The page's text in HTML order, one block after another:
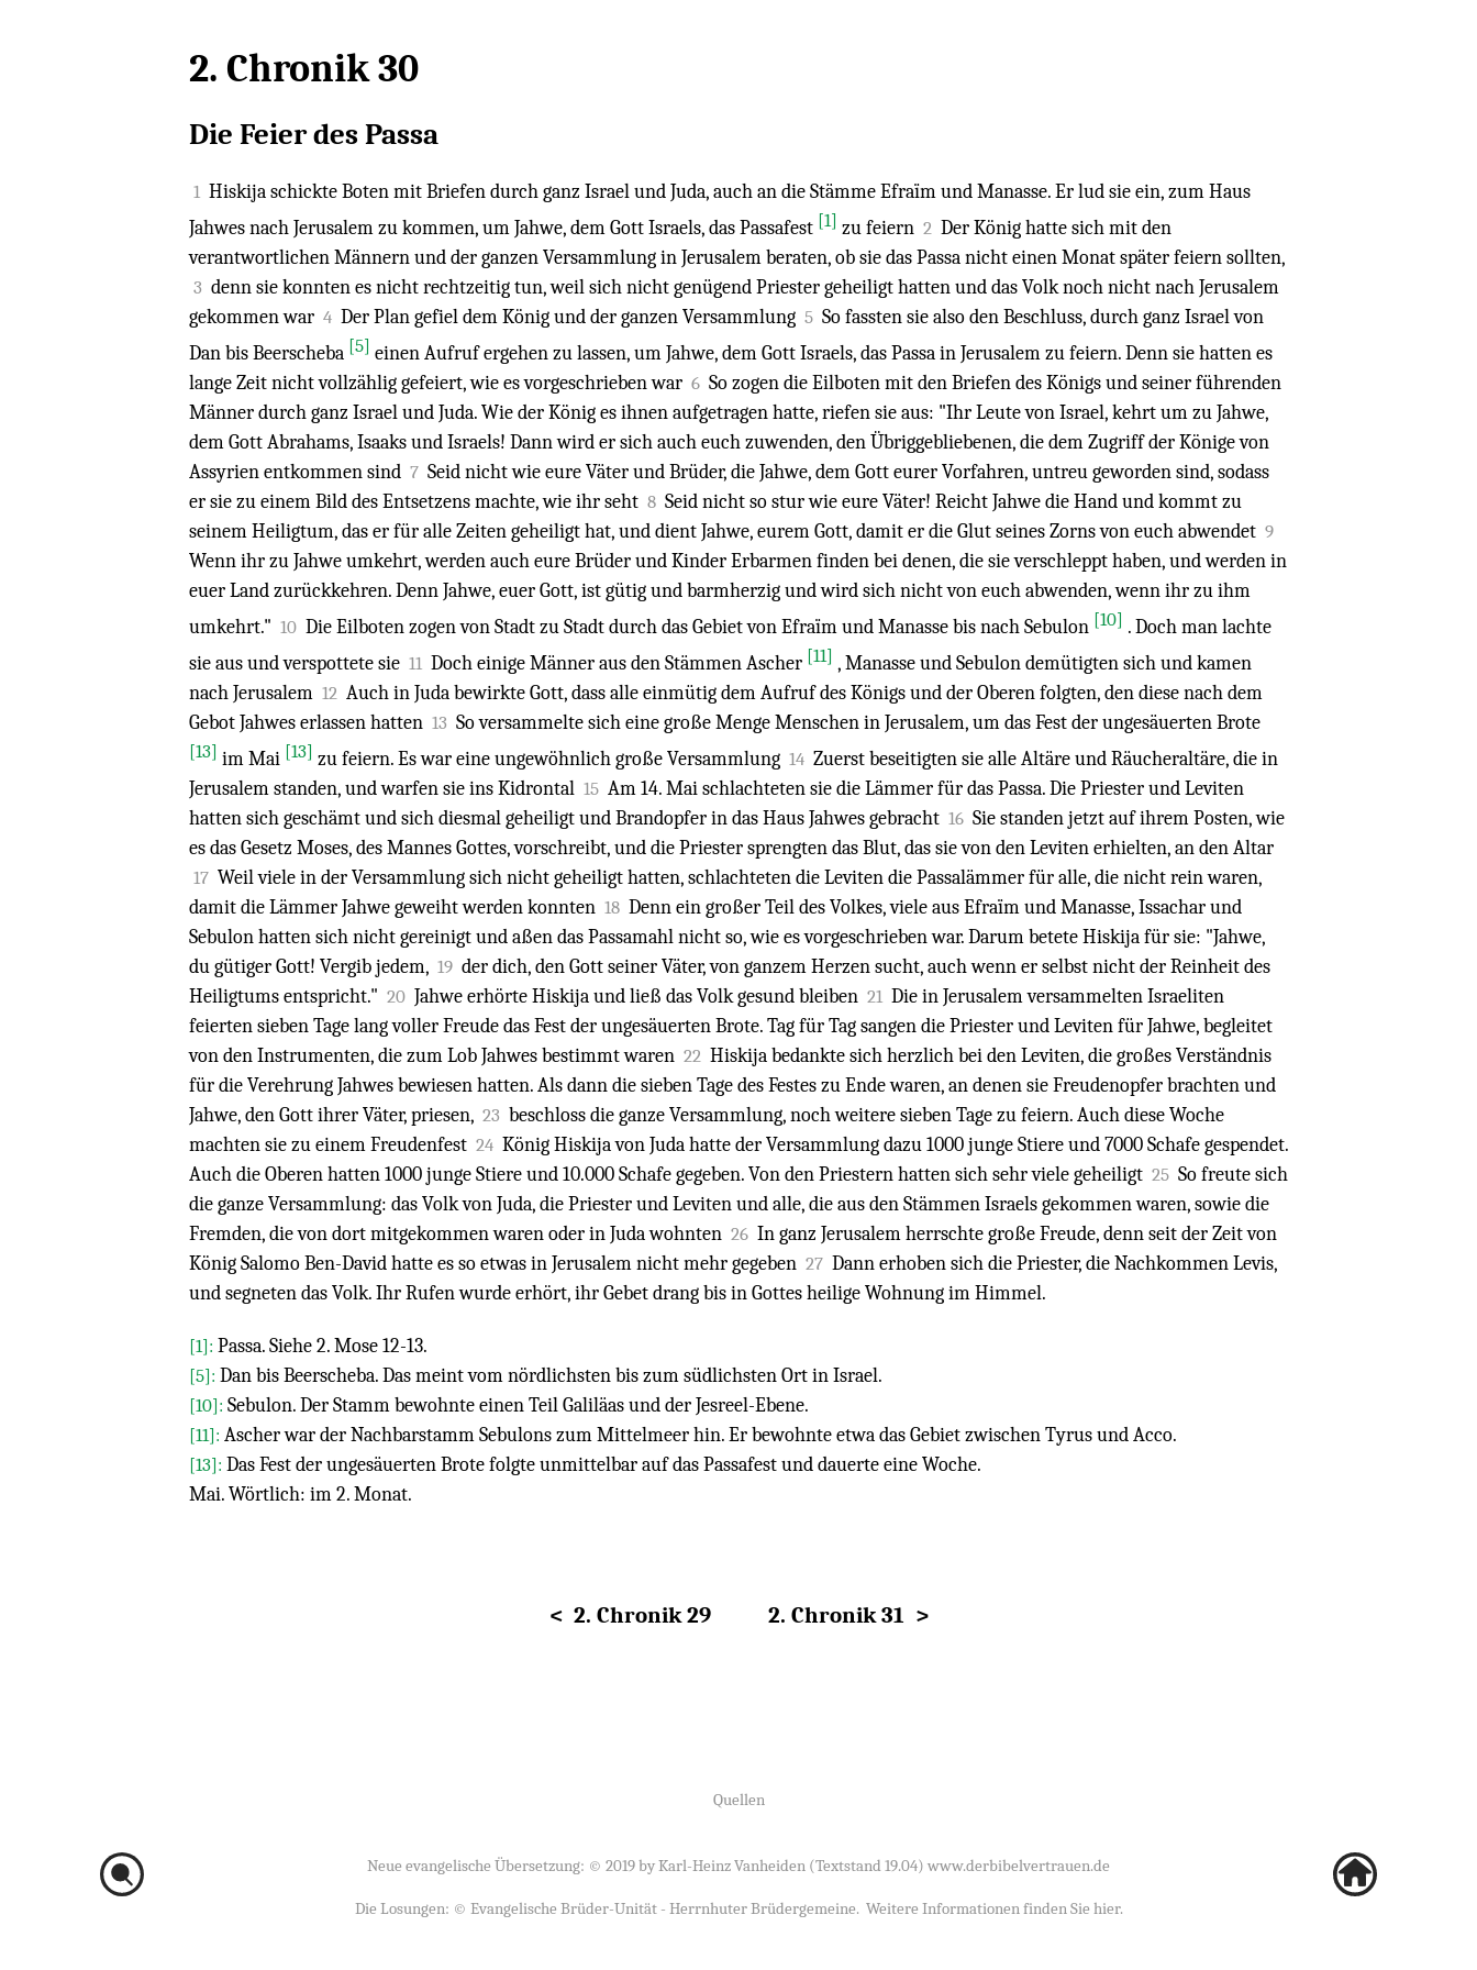
2. Chronik 30
Die Feier des Passa
1 Hiskija schickte Boten mit Briefen durch ganz Israel und Juda, auch an die Stämme Efraïm und Manasse. Er lud sie ein, zum Haus
Jahwes nach Jerusalem zu kommen, um Jahwe, dem Gott Israels, das Passafest [1] zu feiern 2 Der König hatte sich mit den
verantwortlichen Männern und der ganzen Versammlung in Jerusalem beraten, ob sie das Passa nicht einen Monat später feiern sollten,
3 denn sie konnten es nicht rechtzeitig tun, weil sich nicht genügend Priester geheiligt hatten und das Volk noch nicht nach Jerusalem
gekommen war 4 Der Plan gefiel dem König und der ganzen Versammlung 5 So fassten sie also den Beschluss, durch ganz Israel von
Dan bis Beerscheba [5] einen Aufruf ergehen zu lassen, um Jahwe, dem Gott Israels, das Passa in Jerusalem zu feiern. Denn sie hatten es
lange Zeit nicht vollzählig gefeiert, wie es vorgeschrieben war 6 So zogen die Eilboten mit den Briefen des Königs und seiner führenden
Männer durch ganz Israel und Juda. Wie der König es ihnen aufgetragen hatte, riefen sie aus: "Ihr Leute von Israel, kehrt um zu Jahwe,
dem Gott Abrahams, Isaaks und Israels! Dann wird er sich auch euch zuwenden, den Übriggebliebenen, die dem Zugriff der Könige von
Assyrien entkommen sind 7 Seid nicht wie eure Väter und Brüder, die Jahwe, dem Gott eurer Vorfahren, untreu geworden sind, sodass
er sie zu einem Bild des Entsetzens machte, wie ihr seht 8 Seid nicht so stur wie eure Väter! Reicht Jahwe die Hand und kommt zu
seinem Heiligtum, das er für alle Zeiten geheiligt hat, und dient Jahwe, eurem Gott, damit er die Glut seines Zorns von euch abwendet 9
Wenn ihr zu Jahwe umkehrt, werden auch eure Brüder und Kinder Erbarmen finden bei denen, die sie verschleppt haben, und werden in
euer Land zurückkehren. Denn Jahwe, euer Gott, ist gütig und barmherzig und wird sich nicht von euch abwenden, wenn ihr zu ihm
umkehrt." 10 Die Eilboten zogen von Stadt zu Stadt durch das Gebiet von Efraïm und Manasse bis nach Sebulon [10] . Doch man lachte
sie aus und verspottete sie 11 Doch einige Männer aus den Stämmen Ascher [11] , Manasse und Sebulon demütigten sich und kamen
nach Jerusalem 12 Auch in Juda bewirkte Gott, dass alle einmütig dem Aufruf des Königs und der Oberen folgten, den diese nach dem
Gebot Jahwes erlassen hatten 13 So versammelte sich eine große Menge Menschen in Jerusalem, um das Fest der ungesäuerten Brote
[13] im Mai [13] zu feiern. Es war eine ungewöhnlich große Versammlung 14 Zuerst beseitigten sie alle Altäre und Räucheraltäre, die in
Jerusalem standen, und warfen sie ins Kidrontal 15 Am 14. Mai schlachteten sie die Lämmer für das Passa. Die Priester und Leviten
hatten sich geschämt und sich diesmal geheiligt und Brandopfer in das Haus Jahwes gebracht 16 Sie standen jetzt auf ihrem Posten, wie
es das Gesetz Moses, des Mannes Gottes, vorschreibt, und die Priester sprengten das Blut, das sie von den Leviten erhielten, an den Altar
17 Weil viele in der Versammlung sich nicht geheiligt hatten, schlachteten die Leviten die Passalämmer für alle, die nicht rein waren,
damit die Lämmer Jahwe geweiht werden konnten 18 Denn ein großer Teil des Volkes, viele aus Efraïm und Manasse, Issachar und
Sebulon hatten sich nicht gereinigt und aßen das Passamahl nicht so, wie es vorgeschrieben war. Darum betete Hiskija für sie: "Jahwe,
du gütiger Gott! Vergib jedem, 19 der dich, den Gott seiner Väter, von ganzem Herzen sucht, auch wenn er selbst nicht der Reinheit des
Heiligtums entspricht." 20 Jahwe erhörte Hiskija und ließ das Volk gesund bleiben 21 Die in Jerusalem versammelten Israeliten
feierten sieben Tage lang voller Freude das Fest der ungesäuerten Brote. Tag für Tag sangen die Priester und Leviten für Jahwe, begleitet
von den Instrumenten, die zum Lob Jahwes bestimmt waren 22 Hiskija bedankte sich herzlich bei den Leviten, die großes Verständnis
für die Verehrung Jahwes bewiesen hatten. Als dann die sieben Tage des Festes zu Ende waren, an denen sie Freudenopfer brachten und
Jahwe, den Gott ihrer Väter, priesen, 23 beschloss die ganze Versammlung, noch weitere sieben Tage zu feiern. Auch diese Woche
machten sie zu einem Freudenfest 24 König Hiskija von Juda hatte der Versammlung dazu 1000 junge Stiere und 7000 Schafe gespendet.
Auch die Oberen hatten 1000 junge Stiere und 10.000 Schafe gegeben. Von den Priestern hatten sich sehr viele geheiligt 25 So freute sich
die ganze Versammlung: das Volk von Juda, die Priester und Leviten und alle, die aus den Stämmen Israels gekommen waren, sowie die
Fremden, die von dort mitgekommen waren oder in Juda wohnten 26 In ganz Jerusalem herrschte große Freude, denn seit der Zeit von
König Salomo Ben-David hatte es so etwas in Jerusalem nicht mehr gegeben 27 Dann erhoben sich die Priester, die Nachkommen Levis,
und segneten das Volk. Ihr Rufen wurde erhört, ihr Gebet drang bis in Gottes heilige Wohnung im Himmel.
[1]: Passa. Siehe 2. Mose 12-13.
[5]: Dan bis Beerscheba. Das meint vom nördlichsten bis zum südlichsten Ort in Israel.
[10]: Sebulon. Der Stamm bewohnte einen Teil Galiläas und der Jesreel-Ebene.
[11]: Ascher war der Nachbarstamm Sebulons zum Mittelmeer hin. Er bewohnte etwa das Gebiet zwischen Tyrus und Acco.
[13]: Das Fest der ungesäuerten Brote folgte unmittelbar auf das Passafest und dauerte eine Woche.
Mai. Wörtlich: im 2. Monat.
< 2. Chronik 29 2. Chronik 31 >
Quellen
Neue evangelische Übersetzung: © 2019 by Karl-Heinz Vanheiden (Textstand 19.04) www.derbibelvertrauen.de
Die Losungen: © Evangelische Brüder-Unität - Herrnhuter Brüdergemeine. Weitere Informationen finden Sie hier.